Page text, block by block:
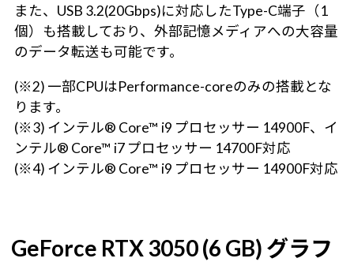
また、USB 3.2(20Gbps)に対応したType-C端子（1
個）も搭載しており、外部記憶メディアへの大容量
のデータ転送も可能です。
(※2) 一部CPUはPerformance-coreのみの搭載とな
ります。
(※3) インテル® Core™ i9 プロセッサー 14900F、イ
ンテル® Core™ i7 プロセッサー 14700F対応
(※4) インテル® Core™ i9 プロセッサー 14900F対応
GeForce RTX 3050 (6 GB) グラフ